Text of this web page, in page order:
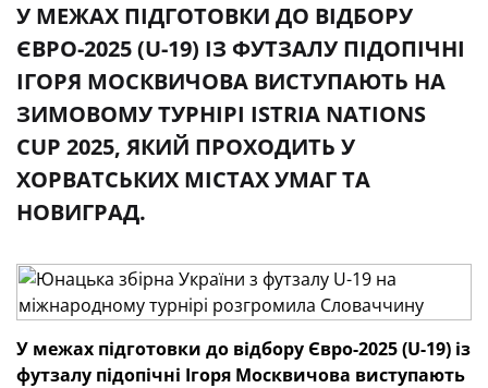
У МЕЖАХ ПІДГОТОВКИ ДО ВІДБОРУ
ЄВРО-2025 (U-19) ІЗ ФУТЗАЛУ ПІДОПІЧНІ
ІГОРЯ МОСКВИЧОВА ВИСТУПАЮТЬ НА
ЗИМОВОМУ ТУРНІРІ ISTRIA NATIONS
CUP 2025, ЯКИЙ ПРОХОДИТЬ У
ХОРВАТСЬКИХ МІСТАХ УМАГ ТА
НОВИГРАД.
У межах підготовки до відбору Євро-2025 (U-19) із
футзалу підопічні Ігоря Москвичова виступають